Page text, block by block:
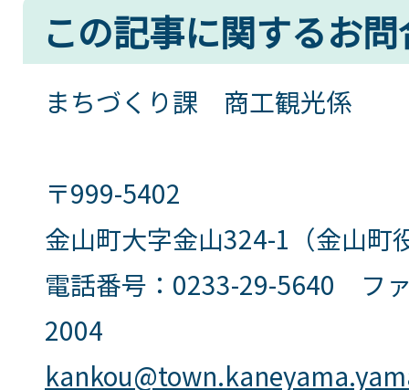
この記事に関するお
まちづくり課 商工観光係
〒999-5402
金山町大字金山324-1（金山町
電話番号：0233-29-5640 フ
2004